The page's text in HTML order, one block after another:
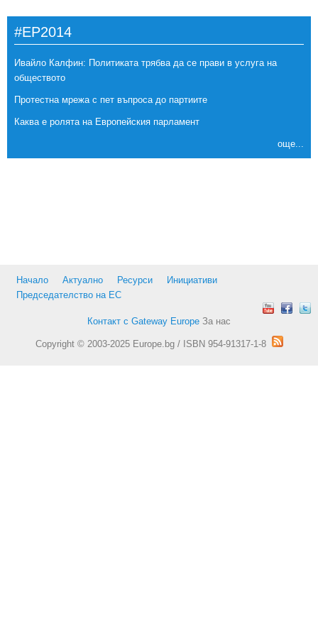
#EP2014
Ивайло Калфин: Политиката трябва да се прави в услуга на
обществото
Протестна мрежа с пет въпроса до партиите
Каква е ролята на Европейския парламент
още...
Начало Актуално Ресурси
Инициативи
Председателство на ЕС
Контакт с Gateway Europe За нас
Copyright © 2003-2025 Europe.bg / ISBN 954-91317-1-8